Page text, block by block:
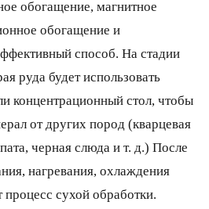
обогащение, магнитное
обогащение и
способ. На стадии
руда будет использовать
концентрационный стол, чтобы
от других пород (кварцевая
черная слюда и т. д.) После
нагревания, охлаждения
сухой обработки.